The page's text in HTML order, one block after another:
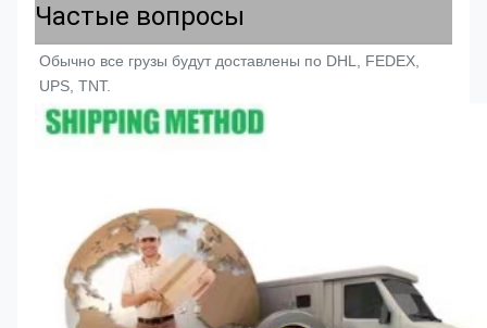
Частые вопросы
Обычно все грузы будут доставлены по DHL, FEDEX,
UPS, TNT.